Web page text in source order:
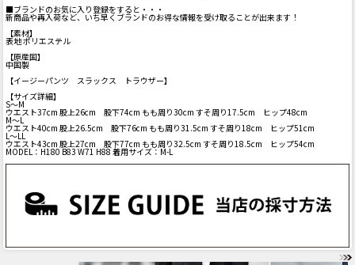
■ブランドのお気に入り登録をすると・・・
新商品や再入荷など、いち早くブランドのお得な情報を受け取ることが出来ます！
【素材】
表地 ポリエステル
【原産国】
中国製
【イージーパンツ スラックス トラウザー】
【サイズ詳細】
S～M
ウエスト37cm 股上26cm 股下74cm もも周り30cm すそ周り17.5cm ヒップ48cm
M～L
ウエスト40cm 股上26.5cm 股下76cm もも周り31.5cm すそ周り18cm ヒップ51cm
L～LL
ウエスト43cm 股上27cm 股下77cm もも周り32.5cm すそ周り18.5cm ヒップ54cm
MODEL：H180 B83 W71 H88 着用サイズ：M-L